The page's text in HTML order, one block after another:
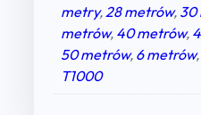
metry, 28 metrów, 30
metrów, 40 metrów,
50 metrów, 6 metrów,
T1000